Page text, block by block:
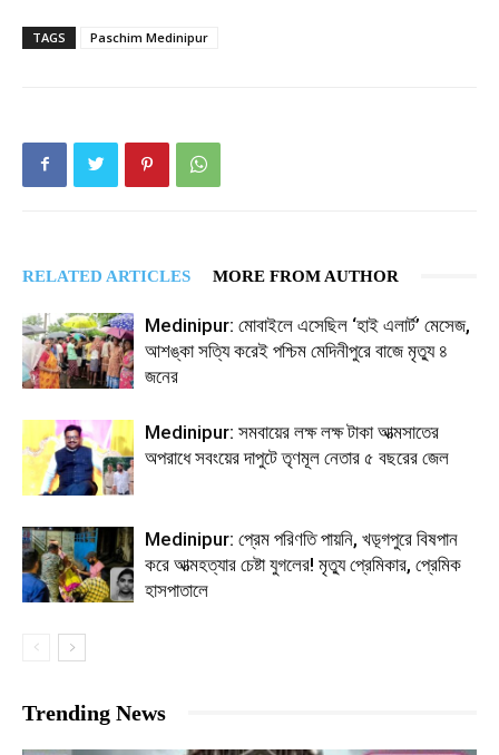
TAGS Paschim Medinipur
RELATED ARTICLES MORE FROM AUTHOR
Medinipur: মোবাইলে এসেছিল ‘হাই এলার্ট’ মেসেজ,
আশঙ্কা সত্যি করেই পশ্চিম মেদিনীপুরে বাজে মৃত্যু ৪
জনের
Medinipur: সমবায়ের লক্ষ লক্ষ টাকা আত্মসাতের
অপরাধে সবংয়ের দাপুটে তৃণমূল নেতার ৫ বছরের জেল
Medinipur: প্রেম পরিণতি পায়নি, খড়্গপুরে বিষপান
করে আত্মহত্যার চেষ্টা যুগলের! মৃত্যু প্রেমিকার, প্রেমিক
হাসপাতালে
Trending News